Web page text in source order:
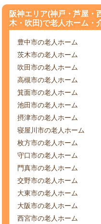
阪神エリア(神戸・芦屋・
木・吹田)で老人ホーム・
豊中市の老人ホーム
茨木市の老人ホーム
吹田市の老人ホーム
高槻市の老人ホーム
箕面市の老人ホーム
池田市の老人ホーム
摂津市の老人ホーム
寝屋川市の老人ホーム
枚方市の老人ホーム
守口市の老人ホーム
門真市の老人ホーム
交野市の老人ホーム
大東市の老人ホーム
大阪市の老人ホーム
西宮市の老人ホーム